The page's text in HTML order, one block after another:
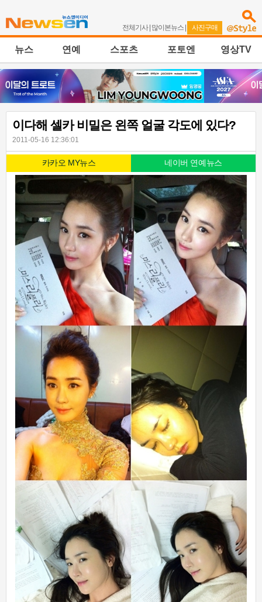
전체기사| 많이본뉴스 | 사진구매
뉴스 연예 스포츠 포토엔 영상TV
이다해 셀카 비밀은 왼쪽 얼굴 각도에 있다?
2011-05-16 12:36:01
카카오 MY뉴스 네이버 연예뉴스